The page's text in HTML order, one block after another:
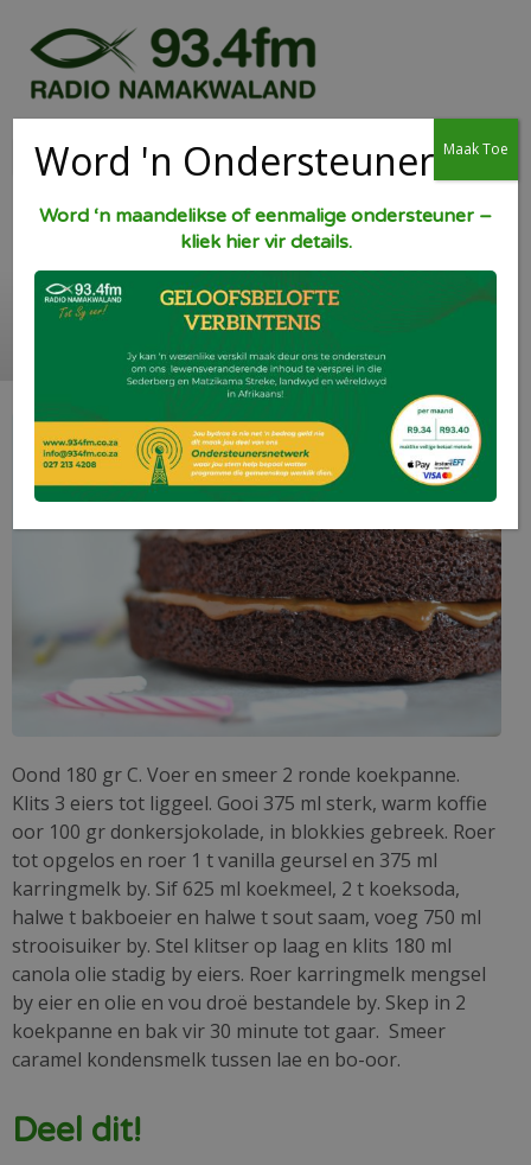
Klam Sjokolade koek
Oond 180 gr C. Voer en smeer 2 ronde koekpanne.
Klits 3 eiers tot liggeel. Gooi 375 ml sterk, warm koffie
oor 100 gr donkersjokolade, in blokkies gebreek. Roer
tot opgelos en roer 1 t vanilla geursel en 375 ml
karringmelk by. Sif 625 ml koekmeel, 2 t koeksoda,
halwe t bakboeier en halwe t sout saam, voeg 750 ml
strooisuiker by. Stel klitser op laag en klits 180 ml
canola olie stadig by eiers. Roer karringmelk mengsel
by eier en olie en vou droë bestandele by. Skep in 2
koekpanne en bak vir 30 minute tot gaar. Smeer
caramel kondensmelk tussen lae en bo-oor.
Deel dit!
Word 'n Ondersteuner
Word ‘n maandelikse of eenmalige ondersteuner –
kliek hier vir details.
Maak Toe